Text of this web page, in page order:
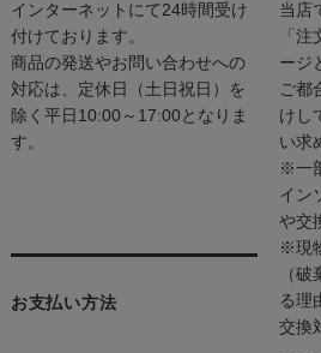
インターネットにて24時間受け
付けております。
商品の発送やお問い合わせへの
対応は、定休日（土日祝日）を
除く平日10:00～17:00となりま
す。
お支払い方法
当店
「
ージ
ご都
けし
い求
※一
イン
や交
※現
（
る理
交換